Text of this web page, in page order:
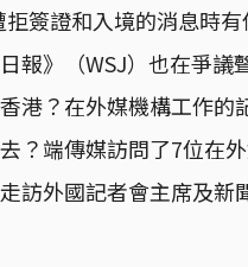
簽證和入境的消息時
報》（WSJ）也在爭議
港？在外媒機構工作的
？端傳媒訪問了7位在
訪外國記者會主席及新